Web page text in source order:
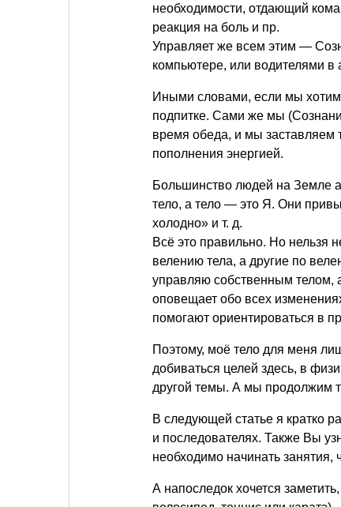
необходимости, отдающий
реакция на боль и пр.
Управляет же всем этим —
компьютере, или водителями в
Иными словами, если мы хотим
подпитке. Сами же мы
время обеда, и мы заставляем
пополнения энергией.
Большинство людей на Земле
тело, а тело — это Я. Они
холодно» и т. д.
Всё это правильно. Но нельзя
велению тела, а другие по
управляю собственным телом,
оповещает обо всех
помогают ориентироваться в
Поэтому, моё тело для меня
добиваться целей здесь, в
другой темы. А мы продолжим
В следующей статье я кратко
и последователях. Также Вы
необходимо начинать занятия,
А напоследок хочется